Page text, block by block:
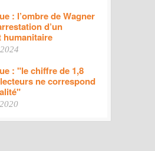
: l’ombre de Wagner
d’un
humanitaire
: "le chiffre de 1,8
ne correspond